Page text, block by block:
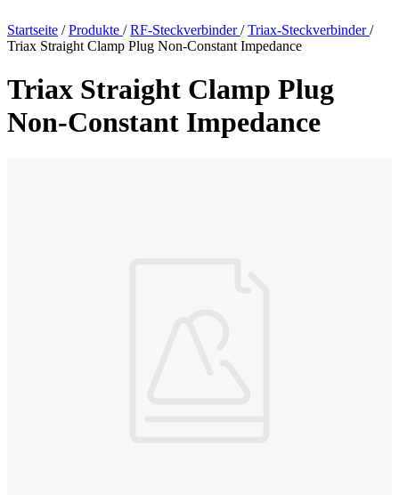
Startseite / Produkte / RF-Steckverbinder/ Triax-Steckverbinder/
Triax Straight Clamp Plug Non-Constant Impedance
Triax Straight Clamp Plug
Non-Constant Impedance